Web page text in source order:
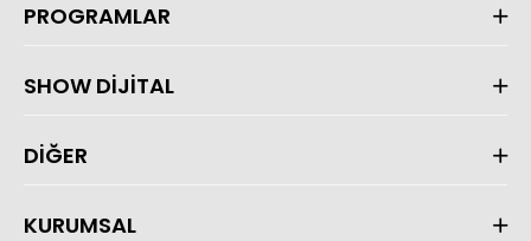
PROGRAMLAR
SHOW DİJİTAL
DİĞER
KURUMSAL